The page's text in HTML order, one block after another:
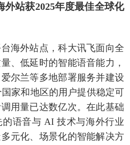
外站获2025年度最佳全球化
海外站点，科大讯飞面向全
、低延时的智能语音能力，
尔兰等多地部署服务并建设
家和地区的用户提供稳定可
用量已达数亿次。在此基础
的语音与 AI 技术与海外行业
元化、场景化的智能解决方